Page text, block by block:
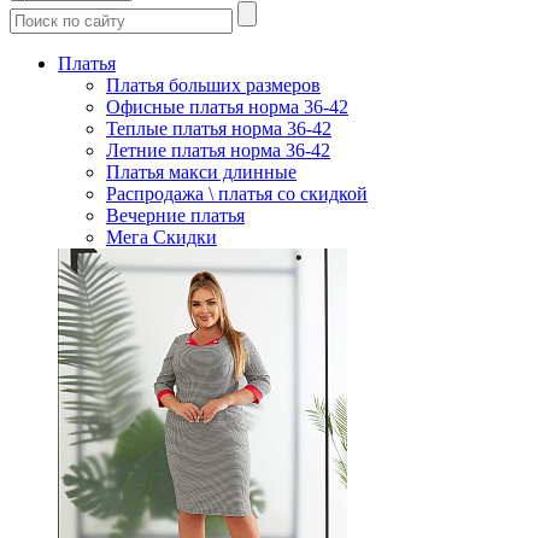
Платья
Платья больших размеров
Офисные платья норма 36-42
Теплые платья норма 36-42
Летние платья норма 36-42
Платья макси длинные
Распродажа \ платья со скидкой
Вечерние платья
Мега Скидки